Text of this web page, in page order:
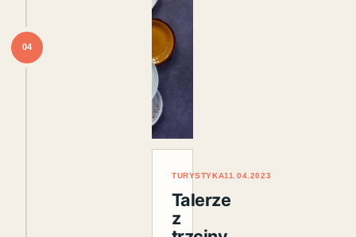
04
TURYSTYKA11.04.2023
Talerze
z